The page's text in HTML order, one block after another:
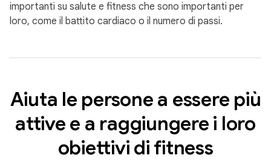
importanti su salute e fitness che sono importanti per
loro, come il battito cardiaco o il numero di passi.
Aiuta le persone a essere più
attive e a raggiungere i loro
obiettivi di fitness